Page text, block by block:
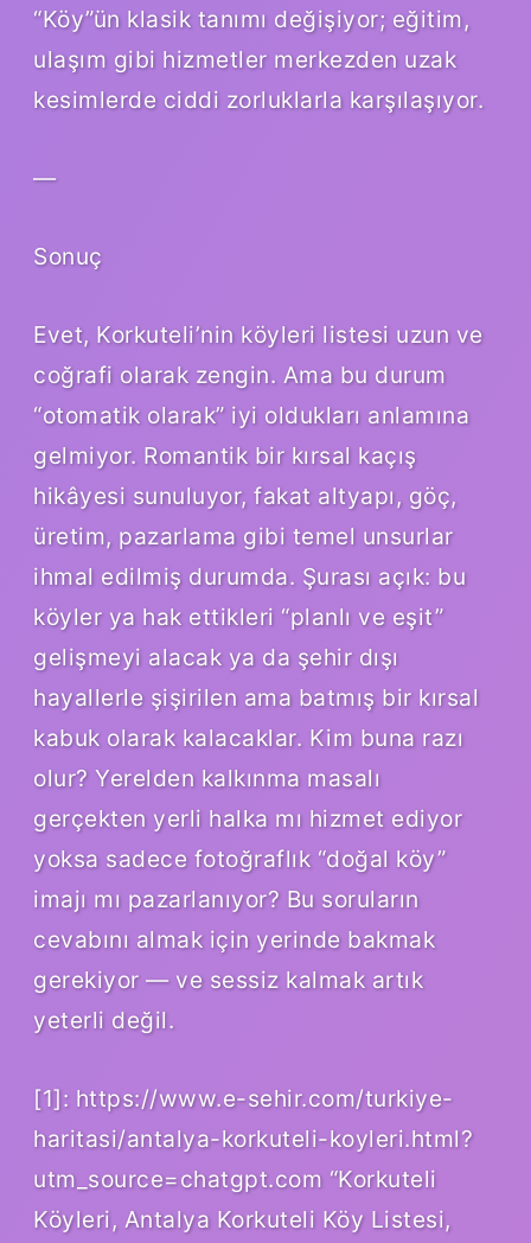
“Köy”ün klasik tanımı değişiyor; eğitim,
ulaşım gibi hizmetler merkezden uzak
kesimlerde ciddi zorluklarla karşılaşıyor.
—
Sonuç
Evet, Korkuteli’nin köyleri listesi uzun ve
coğrafi olarak zengin. Ama bu durum
“otomatik olarak” iyi oldukları anlamına
gelmiyor. Romantik bir kırsal kaçış
hikâyesi sunuluyor, fakat altyapı, göç,
üretim, pazarlama gibi temel unsurlar
ihmal edilmiş durumda. Şurası açık: bu
köyler ya hak ettikleri “planlı ve eşit”
gelişmeyi alacak ya da şehir dışı
hayallerle şişirilen ama batmış bir kırsal
kabuk olarak kalacaklar. Kim buna razı
olur? Yerelden kalkınma masalı
gerçekten yerli halka mı hizmet ediyor
yoksa sadece fotoğraflık “doğal köy”
imajı mı pazarlanıyor? Bu soruların
cevabını almak için yerinde bakmak
gerekiyor — ve sessiz kalmak artık
yeterli değil.
[1]: https://www.e-sehir.com/turkiye-
haritasi/antalya-korkuteli-koyleri.html?
utm_source=chatgpt.com “Korkuteli
Köyleri, Antalya Korkuteli Köy Listesi,